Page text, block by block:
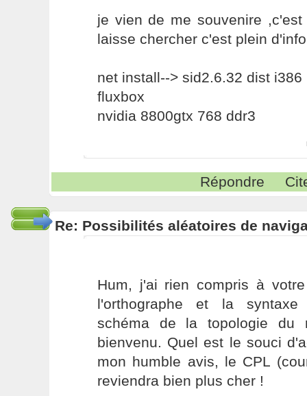
je vien de me souvenire
laisse chercher c'est plein
net install--> sid2.6.32 dist i386
fluxbox
nvidia 8800gtx 768 ddr3
Répondre
Re: Possibilités aléatoires de
Hum, j'ai rien compris à
l'orthographe et la
schéma de la topologie du
bienvenu. Quel est le souci
mon humble avis, le CPL
reviendra bien plus cher !